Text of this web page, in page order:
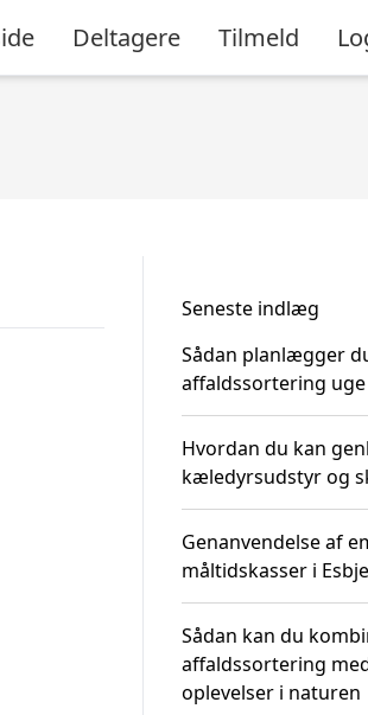
Deltagere Tilmeld
Seneste indlæg
Sådan planlægger
affaldssortering
Hvordan du kan
kæledyrsudstyr og
Genanvendelse af
måltidskasser i
Sådan kan du
affaldssortering
oplevelser i naturen